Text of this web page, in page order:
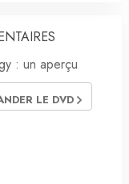
: un aperçu
LE DVD